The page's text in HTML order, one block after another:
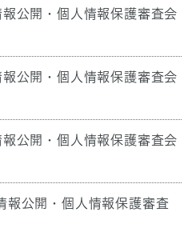
開・個人情報保護審査会
開・個人情報保護審査会
開・個人情報保護審査会
公開・個人情報保護審査